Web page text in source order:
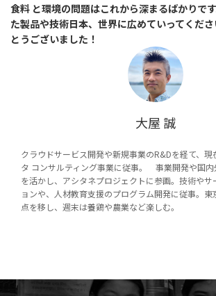
食料 と環境の問題はこれから深まるばかりで
た製品や技術日本、世界に広めていってくだ
とうございました！
大屋 誠
クラウドサービス開発や新規事業のR&Dを経て、
タ コンサルティング事業に従事。 事業開発や国
を活かし、アシタネプロジェクトに参画。技術やサ
ョンや、人材教育支援のプログラム開発に従事。
点を移し、週末は養鶏や農業など楽しむ。